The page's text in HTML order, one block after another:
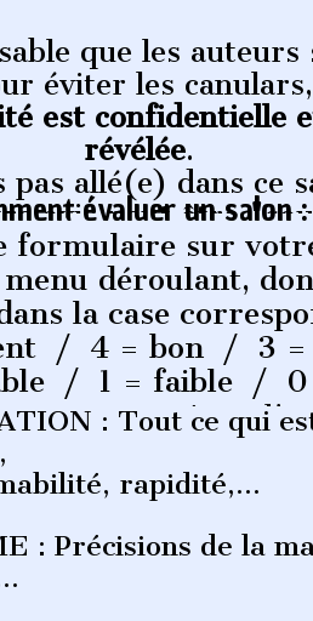
: Tout ce qui
rapidité,…
: Précisions de la
que les
éviter les canulars,
est confidentielle
révélée.
pas allé(e) dans ce
avis peut être
Soyons justes et
un avis sur
et exprimer ainsi
les pieds (prix,
évaluer un salon :
formulaire sur
déroulant,
la case
/ 4 = bon / 3 =
/ 1 = faible /
exprimée ou
pas, faute d'info.
sur Envoyer